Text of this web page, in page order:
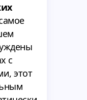
с
этот